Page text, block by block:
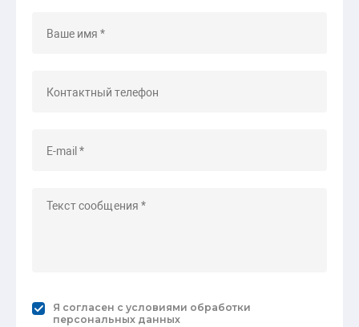
Я согласен с условиями обработки
персональных данных